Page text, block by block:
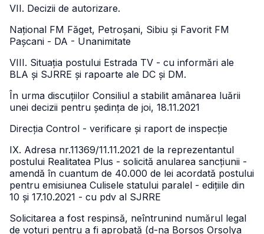
VII. Decizii de autorizare.
Național FM Făget, Petroșani, Sibiu și Favorit FM
Pașcani - DA - Unanimitate
VIII. Situația postului Estrada TV - cu informări ale
BLA și SJRRE și rapoarte ale DC și DM.
În urma discuțiilor Consiliul a stabilit amânarea luării
unei decizii pentru ședința de joi, 18.11.2021
Direcția Control - verificare și raport de inspecție
IX. Adresa nr.11369/11.11.2021 de la reprezentantul
postului Realitatea Plus - solicită anularea sancțiunii -
amendă în cuantum de 40.000 de lei acordată postului
pentru emisiunea Culisele statului paralel - edițiile din
10 și 17.10.2021 - cu pdv al SJRRE
Solicitarea a fost respinsă, neîntrunind numărul legal
de voturi pentru a fi aprobată (d-na Borsos Orsolya